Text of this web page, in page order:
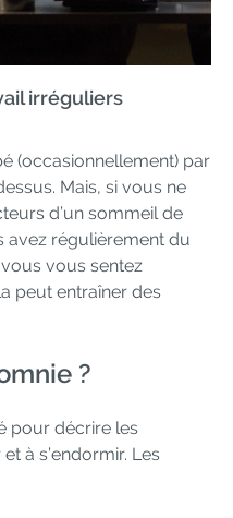
irréguliers
(occasionnellement) par
Mais, si vous ne
d’un sommeil de
avez régulièrement du
vous sentez
peut entraîner des
?
pour décrire les
à s’endormir. Les